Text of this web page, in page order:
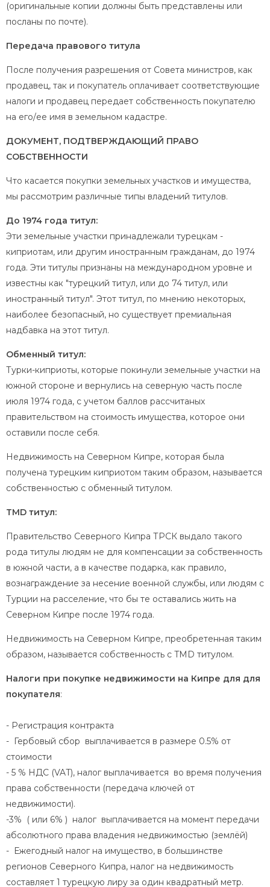
(оригинальные копии должны быть представлены или
посланы по почте).
Передача правового титула
После получения разрешения от Совета министров, как
продавец, так и покупатель оплачивает соответствующие
налоги и продавец передает собственность покупателю
на его/ее имя в земельном кадастре.
ДОКУМЕНТ, ПОДТВЕРЖДАЮЩИЙ ПРАВО
СОБСТВЕННОСТИ
Что касается покупки земельных участков и имущества,
мы рассмотрим различные типы владений титулов.
До 1974 года титул:
Эти земельные участки принадлежали турецкам -
киприотам, или другим иностранным гражданам, до 1974
года. Эти титулы признаны на международном уровне и
известны как "турецкий титул, или до 74 титул, или
иностранный титул". Этот титул, по мнению некоторых,
наиболее безопасный, но существует премиальная
надбавка на этот титул.
Обменный титул:
Турки-киприоты, которые покинули земельные участки на
южной стороне и вернулись на северную часть после
июля 1974 года, с учетом баллов рассчитаных
правительством на стоимость имущества, которое они
оставили после себя.
Недвижимость на Северном Кипре, которая была
получена турецким киприотом таким образом, называется
собственностью с обменный титулом.
TMD титул:
Правительство Северного Кипра ТРСК выдало такого
рода титулы людям не для компенсации за собственность
в южной части, а в качестве подарка, как правило,
вознаграждение за несение военной службы, или людям с
Турции на расселение, что бы те оставались жить на
Северном Кипре после 1974 года.
Недвижимость на Северном Кипре, преобретенная таким
образом, называется собственность с TMD титулом.
Налоги при покупке недвижимости на Кипре для для
покупателя:
- Регистрация контракта
- Гербовый сбор выплачивается в размере 0.5% от
стоимости
- 5 % НДС (VAT), налог выплачивается во время получения
права собственности (передача ключей от
недвижимости).
-3% ( или 6% ) налог выплачивается на момент передачи
абсолютного права владения недвижимостью (землёй)
- Ежегодный налог на имущество, в большинстве
регионов Северного Кипра, налог на недвижимость
составляет 1 турецкую лиру за один квадратный метр.